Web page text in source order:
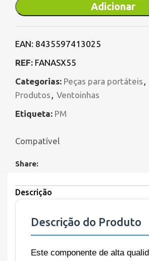
Adicionar
EAN: 8435597413025
REF: FANASX55
Categorias: Peças para portáteis ,
Produtos , Ventoinhas
Etiqueta: PM
Compatível
Share:
Descrição
Descrição do Produto
Este componente de alta